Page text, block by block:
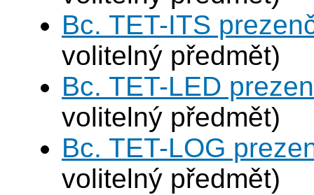
Bc. TET-ITS
volitelný předmět)
Bc. TET-LED
volitelný předmět)
Bc. TET-LOG
volitelný předmět)